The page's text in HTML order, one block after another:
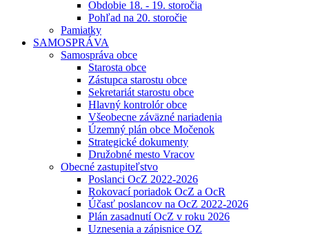
Obdobie 18. - 19. storočia
Pohľad na 20. storočie
Pamiatky
SAMOSPRÁVA
Samospráva obce
Starosta obce
Zástupca starostu obce
Sekretariát starostu obce
Hlavný kontrolór obce
Všeobecne záväzné nariadenia
Územný plán obce Močenok
Strategické dokumenty
Družobné mesto Vracov
Obecné zastupiteľstvo
Poslanci OcZ 2022-2026
Rokovací poriadok OcZ a OcR
Účasť poslancov na OcZ 2022-2026
Plán zasadnutí OcZ v roku 2026
Uznesenia a zápisnice OZ